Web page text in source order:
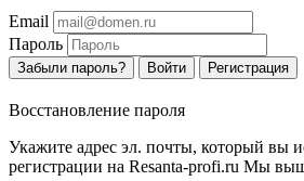
Email
Пароль
Забыли пароль? Войти Регистрация
Восстановление пароля
Укажите адрес эл. почты, который вы
регистрации на Resanta-profi.ru Мы